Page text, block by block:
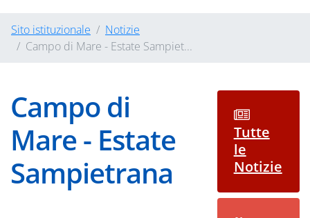
Sito istituzionale
Notizie
Campo di Mare - Estate Sampiet...
Campo di
Mare - Estate
Sampietrana
Tutte
le
Notizie